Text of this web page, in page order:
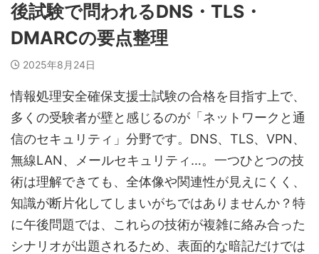
後試験で問われるDNS・TLS・
DMARCの要点整理
2025年8月24日
情報処理安全確保支援士試験の合格を目指す上で、
多くの受験者が壁と感じるのが「ネットワークと通
信のセキュリティ」分野です。DNS、TLS、VPN、
無線LAN、メールセキュリティ…。一つひとつの技
術は理解できても、全体像や関連性が見えにくく、
知識が断片化してしまいがちではありませんか？特
に午後問題では、これらの技術が複雑に絡み合った
シナリオが出題されるため、表面的な暗記だけでは